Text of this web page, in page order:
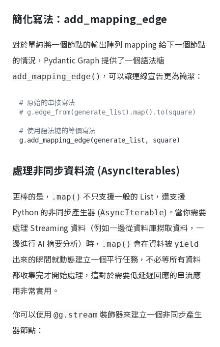
簡化寫法：add_mapping_edge
對於單純將一個節點的輸出陣列 mapping 給下一個節點
的情況，Pydantic Graph 提供了一個語法糖
add_mapping_edge() ，可以讓連線宣告更為簡潔：
# 原始的串接寫法
# g.edge_from(generate_list).map().to(square)
# 使用語法糖的等價寫法
處理非同步資料流 (AsyncIterables)
更棒的是， .map() 不只支援一般的 List，還支援
Python 的非同步產生器 (AsyncIterable)。當你需要
處理 Streaming 資料（例如一邊從資料庫撈取資料，一
邊進行 AI 摘要分析）時， .map() 會在資料被 yield
出來的瞬間就動態建立一個平行任務，不必等所有資料
都收集完才開始處理，這對於需要低延遲回應的串流應
用非常實用。
你可以使用 @g.stream 裝飾器來建立一個非同步產生
器節點：